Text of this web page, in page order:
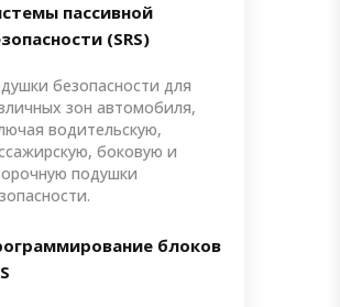
пассивной
(SRS)
безопасности для
зон автомобиля,
водительскую,
боковую и
подушки
блоков